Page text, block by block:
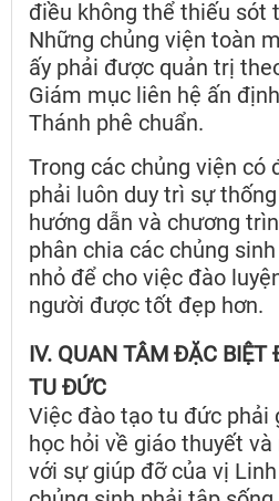
điều không thể thiếu sót
Những chủng viện toàn
ấy phải được quản trị
Giám mục liên hệ ấn định
Thánh phê chuẩn.
Trong các chủng viện có
phải luôn duy trì sự
hướng dẫn và chương
phân chia các chủng
nhỏ để cho việc đào
người được tốt đẹp hơn.
IV. QUAN TÂM ĐẶC BIỆT
TU ĐỨC
Việc đào tạo tu đức phải
học hỏi về giáo thuyết
với sự giúp đỡ của vị